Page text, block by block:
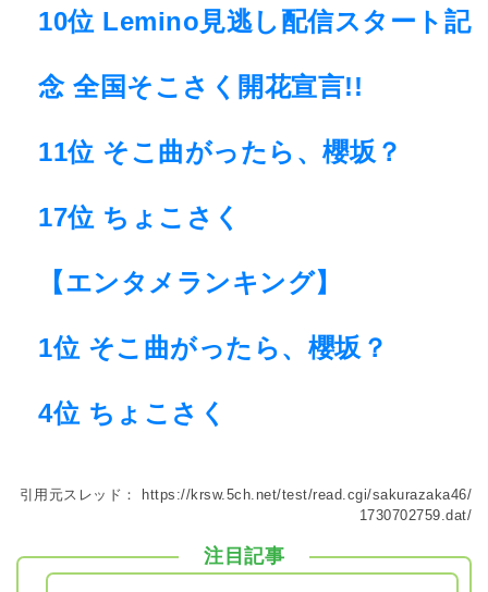
10位 Lemino見逃し配信スタート記
念 全国そこさく開花宣言!!
11位 そこ曲がったら、櫻坂？
17位 ちょこさく
【エンタメランキング】
1位 そこ曲がったら、櫻坂？
4位 ちょこさく
引用元スレッド： https://krsw.5ch.net/test/read.cgi/sakurazaka46/
1730702759.dat/
注目記事